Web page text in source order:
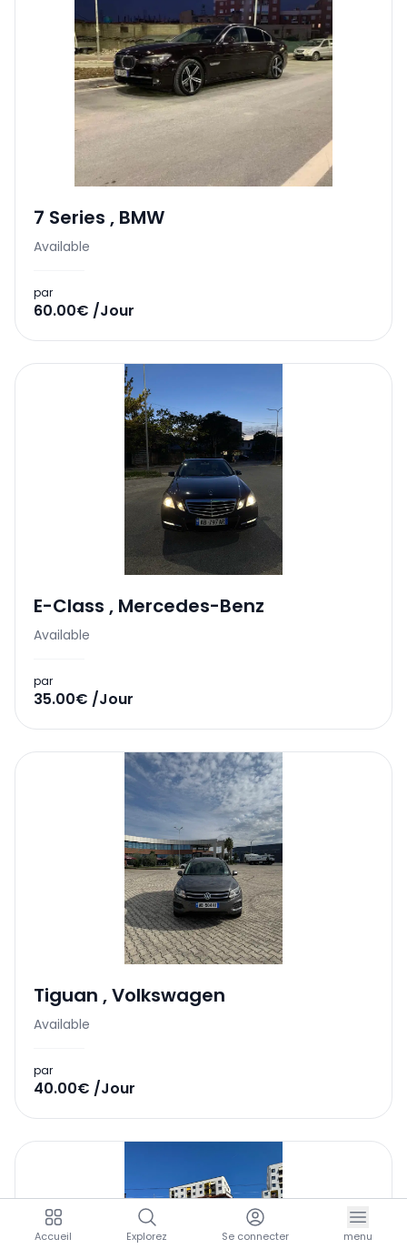
7 Series , BMW
Available
par
60.00€ /Jour
E-Class , Mercedes-Benz
Available
par
35.00€ /Jour
Tiguan ,Volkswagen
Available
par
40.00€ /Jour
Accueil Explorez Se connecter menu